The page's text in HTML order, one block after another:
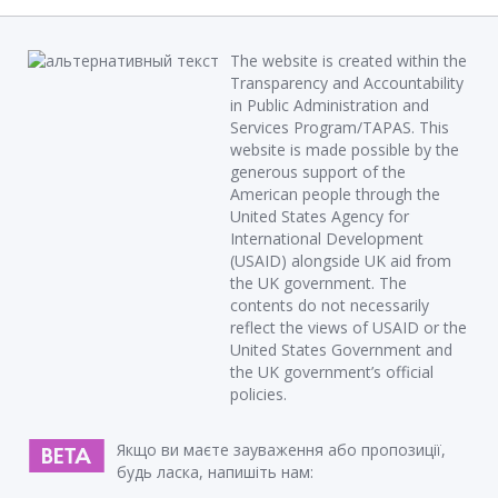
The website is created within the
Transparency and Accountability
in Public Administration and
Services Program/TAPAS. This
website is made possible by the
generous support of the
American people through the
United States Agency for
International Development
(USAID) alongside UK aid from
the UK government. The
contents do not necessarily
reflect the views of USAID or the
United States Government and
the UK government’s official
policies.
Якщо ви маєте зауваження або пропозиції,
будь ласка, напишіть нам: